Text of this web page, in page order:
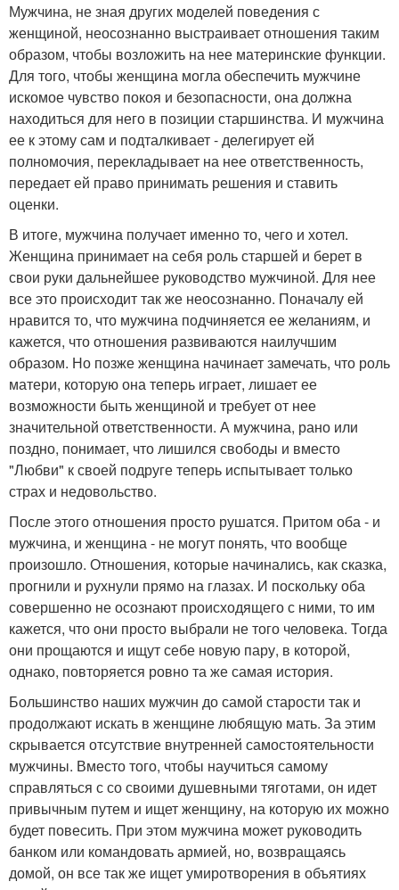
Мужчина, не зная других моделей поведения с
женщиной, неосознанно выстраивает отношения таким
образом, чтобы возложить на нее материнские функции.
Для того, чтобы женщина могла обеспечить мужчине
искомое чувство покоя и безопасности, она должна
находиться для него в позиции старшинства. И мужчина
ее к этому сам и подталкивает - делегирует ей
полномочия, перекладывает на нее ответственность,
передает ей право принимать решения и ставить
оценки.
В итоге, мужчина получает именно то, чего и хотел.
Женщина принимает на себя роль старшей и берет в
свои руки дальнейшее руководство мужчиной. Для нее
все это происходит так же неосознанно. Поначалу ей
нравится то, что мужчина подчиняется ее желаниям, и
кажется, что отношения развиваются наилучшим
образом. Но позже женщина начинает замечать, что роль
матери, которую она теперь играет, лишает ее
возможности быть женщиной и требует от нее
значительной ответственности. А мужчина, рано или
поздно, понимает, что лишился свободы и вместо
"Любви" к своей подруге теперь испытывает только
страх и недовольство.
После этого отношения просто рушатся. Притом оба - и
мужчина, и женщина - не могут понять, что вообще
произошло. Отношения, которые начинались, как сказка,
прогнили и рухнули прямо на глазах. И поскольку оба
совершенно не осознают происходящего с ними, то им
кажется, что они просто выбрали не того человека. Тогда
они прощаются и ищут себе новую пару, в которой,
однако, повторяется ровно та же самая история.
Большинство наших мужчин до самой старости так и
продолжают искать в женщине любящую мать. За этим
скрывается отсутствие внутренней самостоятельности
мужчины. Вместо того, чтобы научиться самому
справляться с со своими душевными тяготами, он идет
привычным путем и ищет женщину, на которую их можно
будет повесить. При этом мужчина может руководить
банком или командовать армией, но, возвращаясь
домой, он все так же ищет умиротворения в объятиях